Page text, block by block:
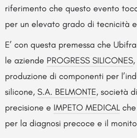
riferimento che questo evento
per un elevato grado di tecnicità
E’ con questa premessa che
le aziende PROGRESS SILICONES
produzione di componenti per
silicone, S.A. BELMONTE, società
precisione e IMPETO MEDICAL
per la diagnosi precoce e il